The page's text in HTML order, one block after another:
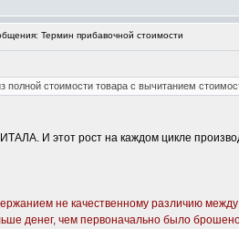
Термин прибавочной стоимости
стоимости товара с вычитанием
И этот рост на каждом цикле
не качественному различию
денег, чем первоначально было